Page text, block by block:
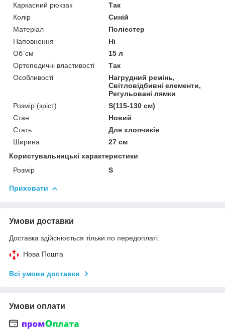
Каркасний рюкзак
Так
Колір
Синій
Матеріал
Поліестер
Наповнення
Ні
Об`єм
15 л
Ортопедичні властивості
Так
Особливості
Нагрудний ремінь,
Світловідбивні елементи,
Регульовані лямки
Розмір (зріст)
S(115-130 см)
Стан
Новий
Стать
Для хлопчиків
Ширина
27 см
Користувальницькі характеристики
Розмір
S
Приховати
Умови доставки
Доставка здійснюється тільки по передоплаті.
Нова Пошта
Всі умови доставки
Умови оплати